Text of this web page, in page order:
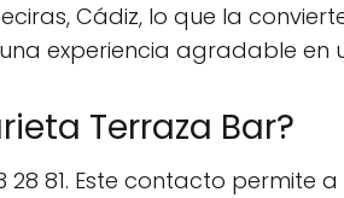
Cádiz, lo que la
experiencia agradable en
Terraza Bar?
81. Este contacto permite